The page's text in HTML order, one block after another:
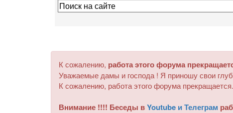
К сожалению, работа этого форума
Уважаемые дамы и господа ! Я приношу свои
К сожалению, работа этого форума
Внимание !!!! Беседы вYoutube и Телеграм